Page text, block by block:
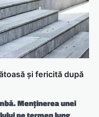
și fericită după
Menținerea unei